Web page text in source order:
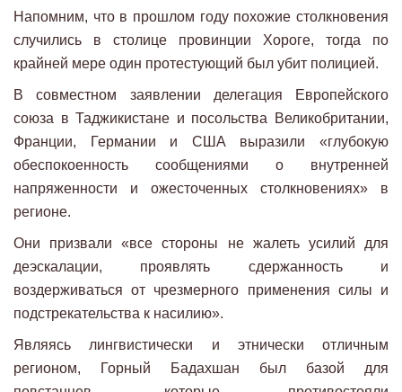
Напомним, что в прошлом году похожие столкновения
случились в столице провинции Хороге, тогда по
крайней мере один протестующий был убит полицией.
В совместном заявлении делегация Европейского
союза в Таджикистане и посольства Великобритании,
Франции, Германии и США выразили «глубокую
обеспокоенность сообщениями о внутренней
напряженности и ожесточенных столкновениях» в
регионе.
Они призвали «все стороны не жалеть усилий для
деэскалации, проявлять сдержанность и
воздерживаться от чрезмерного применения силы и
подстрекательства к насилию».
Являясь лингвистически и этнически отличным
регионом, Горный Бадахшан был базой для